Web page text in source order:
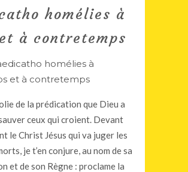
homélies à
à contretemps
de la prédication que Dieu a
ceux qui croient. Devant
le Christ Jésus qui va juger les
je t’en conjure, au nom de sa
et de son Règne : proclame la